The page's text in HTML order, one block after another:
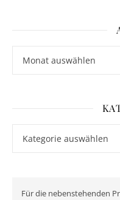
Für die nebenstehenden